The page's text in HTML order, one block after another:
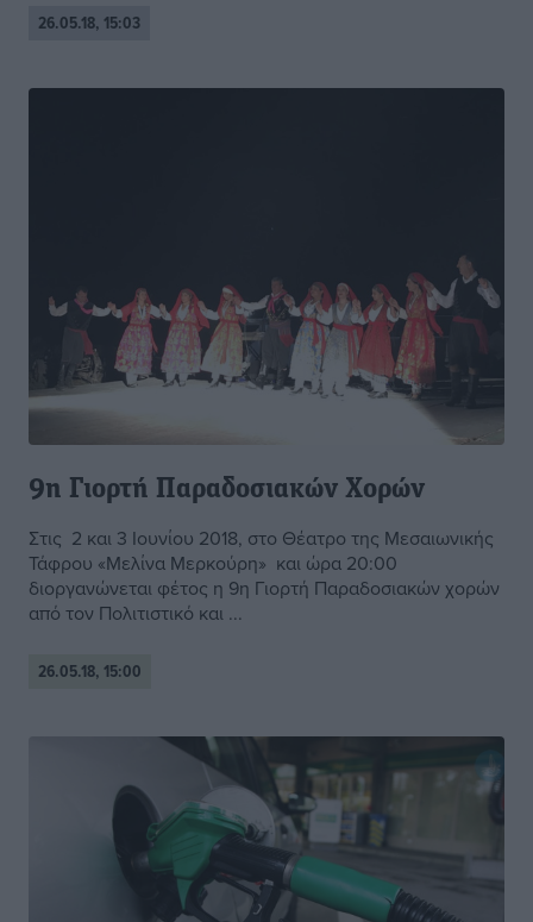
26.05.18, 15:03
9η Γιορτή Παραδοσιακών Χορών
Στις 2 και 3 Ιουνίου 2018, στο Θέατρο της Μεσαιωνικής
Τάφρου «Μελίνα Μερκούρη» και ώρα 20:00
διοργανώνεται φέτος η 9η Γιορτή Παραδοσιακών χορών
από τον Πολιτιστικό και ...
26.05.18, 15:00